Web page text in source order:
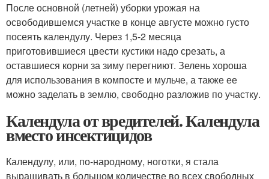
После основной (летней) уборки урожая на
освободившемся участке в конце августе можно густо
посеять календулу. Через 1,5-2 месяца
приготовившиеся цвести кустики надо срезать, а
оставшиеся корни за зиму перегниют. Зелень хороша
для использования в компосте и мульче, а также ее
можно заделать в землю, свободно разложив по участку.
Календула от вредителей. Календула
вместо инсектицидов
Календулу, или, по-народному, ноготки, я стала
выращивать в большом количестве во всех свободных